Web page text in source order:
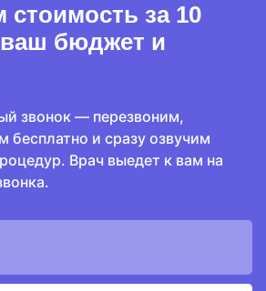
стоимость за 10
бюджет и
звонок — перезвоним,
бесплатно и сразу озвучим
Врач выедет к вам на